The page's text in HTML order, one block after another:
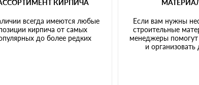
КИРПИЧА
всегда имеются любые
кирпича от самых
до более редких
Если вам нужны
строительные
менеджеры
и организовать